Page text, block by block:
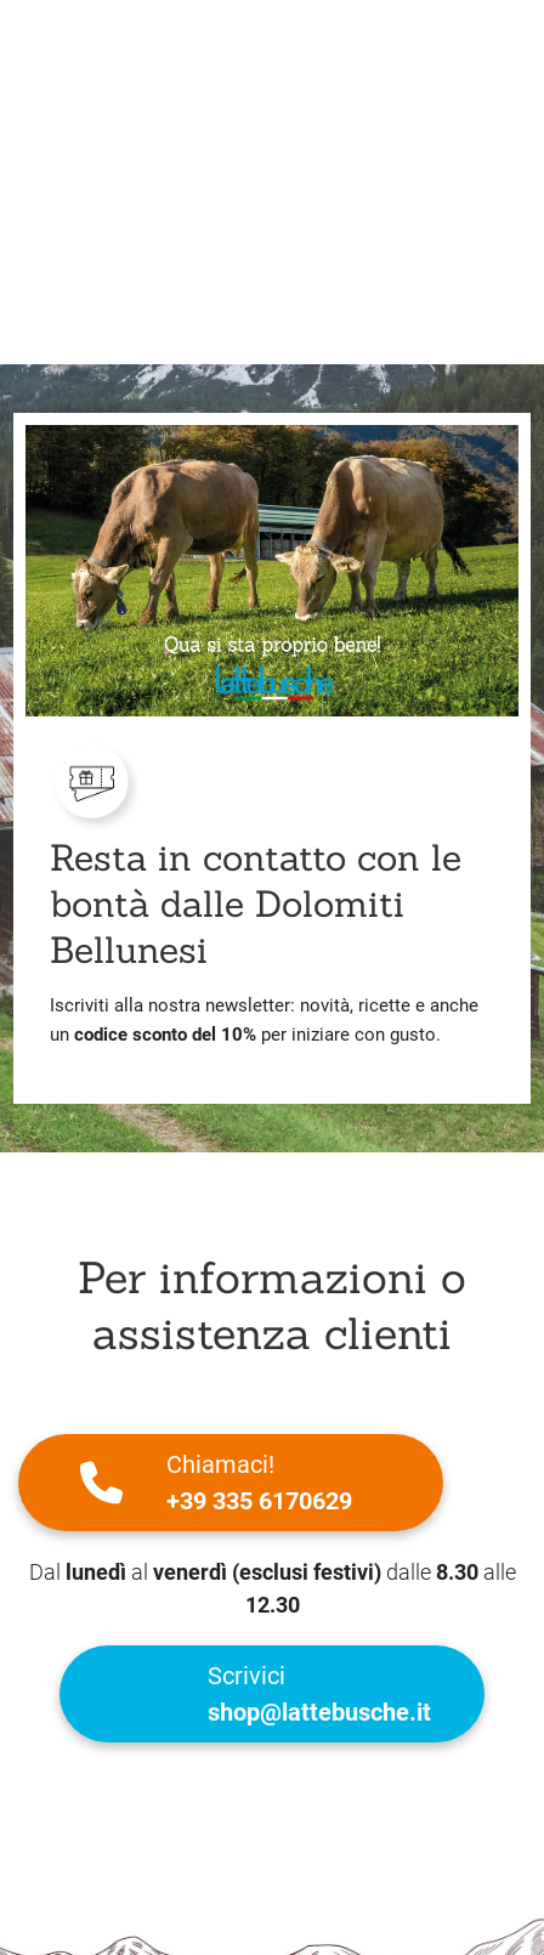
Resta in contatto con le
bontà dalle Dolomiti
Bellunesi
Iscriviti alla nostra newsletter: novità, ricette e anche
uncodice sconto del 10% per iniziare con gusto.
Per informazioni o
assistenza clienti
Chiamaci!
+39 335 6170629
Dal lunedì al venerdì (esclusi festivi) dalle8.30alle
12.30
Scrivici
shop@lattebusche.it